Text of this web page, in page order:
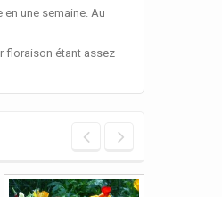
une semaine. Au
floraison étant assez